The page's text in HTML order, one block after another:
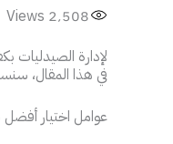
2٬508
لإدارة الصيدليات
في هذا المقال،
عوامل اختيار